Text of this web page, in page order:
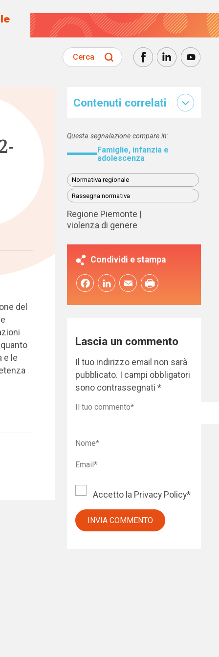
Cerca
del
e le
Contenuti correlati
Questa segnalazione compare in:
Famiglie, infanzia e
adolescenza
Normativa regionale
Rassegna normativa
Regione Piemonte
violenza di genere
Condividi e stampa
FacebookLinkedInEmail
Lascia un commento
Il tuo indirizzo email non sarà
pubblicato. I campi obbligatori
sono contrassegnati*
Accetto la Privacy Policy*